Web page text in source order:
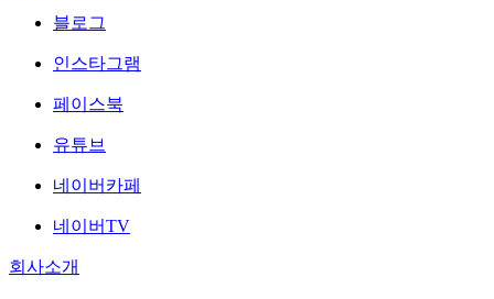
블로그
인스타그램
페이스북
유튜브
네이버카페
네이버TV
회사소개